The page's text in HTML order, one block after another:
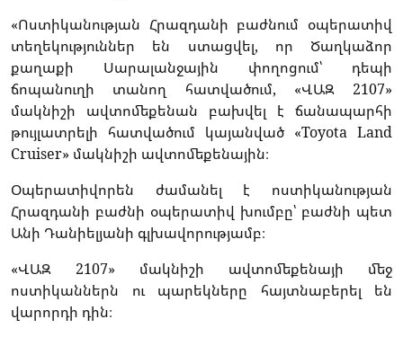
«Ոստիկանության Հրազդանի բաժնում օպերատիվ
տեղեկություններ են ստացվել, որ Ծաղկաձոր
քաղաքի Սարալանջային փողոցում՝ դեպի
ճոպանուղի տանող հատվածում, «ՎԱԶ 2107»
մակնիշի ավտոմեքենան բախվել է ճանապարհի
թույլատրելի հատվածում կայանված «Toyota Land
Cruiser» մակնիշի ավտոմեքենային։
Օպերատիվորեն ժամանել է ոստիկանության
Հրազդանի բաժնի օպերատիվ խումբը՝ բաժնի պետ
Անի Դանիելյանի գլխավորությամբ։
«ՎԱԶ 2107» մակնիշի ավտոմեքենայի մեջ
ոստիկաններն ու պարեկները հայտնաբերել են
վարորդի դին։